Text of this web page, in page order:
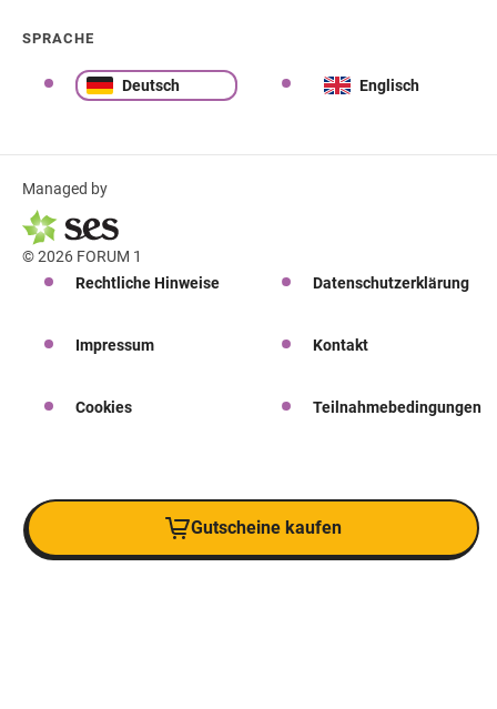
SPRACHE
Deutsch Englisch
Managed by
© 2026 FORUM 1
Rechtliche Hinweise
Datenschutzerklärung
Impressum Kontakt
Cookies Teilnahmebedingungen
Gutscheine kaufen